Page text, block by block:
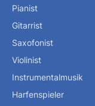
Pianist
Gitarrist
Saxofonist
Violinist
Instrumentalmusik
Harfenspieler